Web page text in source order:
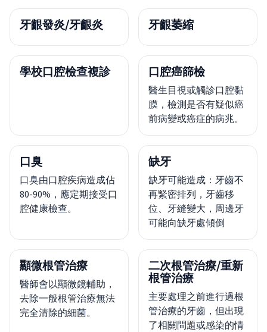
牙齦發炎/牙齦炎 牙齦萎縮
學校口腔檢查複診 口腔癌篩檢
醫生目視或觸診口腔黏
膜，檢測是否有疑似癌
前病變或癌症的病兆。
口臭
口臭由口腔疾病造成佔
80-90%，應定期接受口
腔健康檢查。
缺牙
缺牙可能造成：牙齒不
再緊密排列，牙齒移
位、牙縫變大，周邊牙
可能向缺牙處傾倒
顯微根管治療
醫師會以顯微鏡輔助，
去除一般根管治療無法
完全清除的細菌。
二次根管治療/重新
根管治療
主要處理之前進行過根
管治療的牙齒，但出現
了相關問題或感染的情